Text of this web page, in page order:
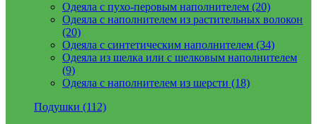
Одеяла с пухо-перовым наполнителем (20)
Одеяла с наполнителем из растительных волокон
(20)
Одеяла с синтетическим наполнителем (34)
Одеяла из шелка или с шелковым наполнителем
(9)
Одеяла с наполнителем из шерсти (18)
Подушки (112)